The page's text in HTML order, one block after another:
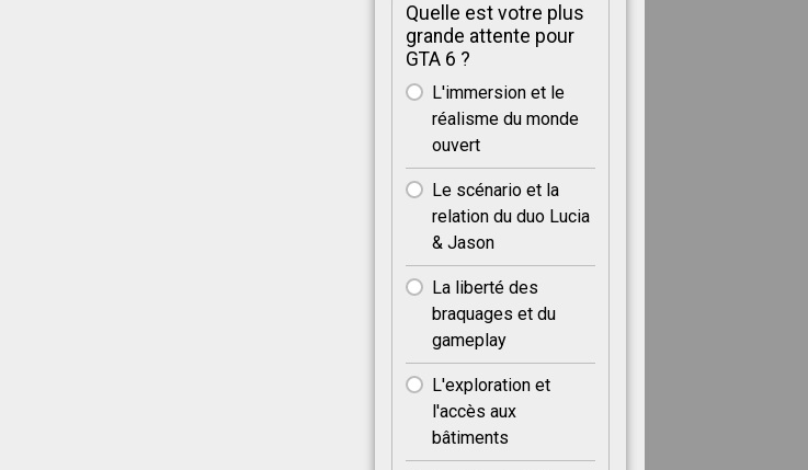
Quelle est votre plus
grande attente pour
GTA 6 ?
L'immersion et le
réalisme du monde
ouvert
Le scénario et la
relation du duo Lucia
& Jason
La liberté des
braquages et du
gameplay
L'exploration et
l'accès aux
bâtiments